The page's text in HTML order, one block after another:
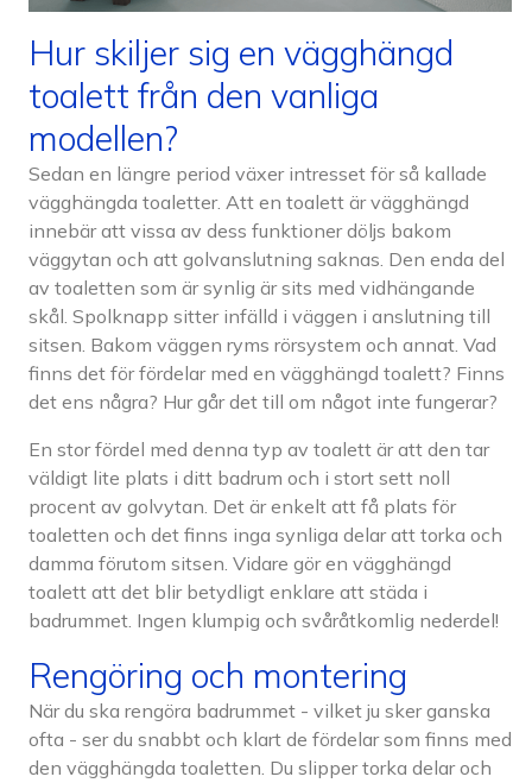
Hur skiljer sig en vägghängd
toalett från den vanliga
modellen?
Sedan en längre period växer intresset för så kallade
vägghängda toaletter. Att en toalett är vägghängd
innebär att vissa av dess funktioner döljs bakom
väggytan och att golvanslutning saknas. Den enda del
av toaletten som är synlig är sits med vidhängande
skål. Spolknapp sitter infälld i väggen i anslutning till
sitsen. Bakom väggen ryms rörsystem och annat. Vad
finns det för fördelar med en vägghängd toalett? Finns
det ens några? Hur går det till om något inte fungerar?
En stor fördel med denna typ av toalett är att den tar
väldigt lite plats i ditt badrum och i stort sett noll
procent av golvytan. Det är enkelt att få plats för
toaletten och det finns inga synliga delar att torka och
damma förutom sitsen. Vidare gör en vägghängd
toalett att det blir betydligt enklare att städa i
badrummet. Ingen klumpig och svåråtkomlig nederdel!
Rengöring och montering
När du ska rengöra badrummet - vilket ju sker ganska
ofta - ser du snabbt och klart de fördelar som finns med
den vägghängda toaletten. Du slipper torka delar och